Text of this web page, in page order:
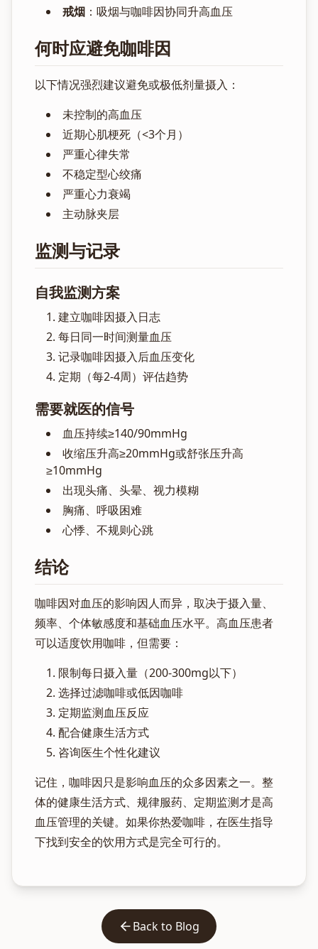
戒烟 ：吸烟与咖啡因协同升高血压
何时应避免咖啡因
以下情况强烈建议避免或极低剂量摄入：
未控制的高血压
近期心肌梗死（<3个月）
严重心律失常
不稳定型心绞痛
严重心力衰竭
主动脉夹层
监测与记录
自我监测方案
建立咖啡因摄入日志
每日同一时间测量血压
记录咖啡因摄入后血压变化
定期（每2-4周）评估趋势
需要就医的信号
血压持续≥140/90mmHg
收缩压升高≥20mmHg或舒张压升高
≥10mmHg
出现头痛、头晕、视力模糊
胸痛、呼吸困难
心悸、不规则心跳
结论
咖啡因对血压的影响因人而异，取决于摄入量、
频率、个体敏感度和基础血压水平。高血压患者
可以适度饮用咖啡，但需要：
限制每日摄入量（200-300mg以下）
选择过滤咖啡或低因咖啡
定期监测血压反应
配合健康生活方式
咨询医生个性化建议
记住，咖啡因只是影响血压的众多因素之一。整
体的健康生活方式、规律服药、定期监测才是高
血压管理的关键。如果你热爱咖啡，在医生指导
下找到安全的饮用方式是完全可行的。
Back to Blog